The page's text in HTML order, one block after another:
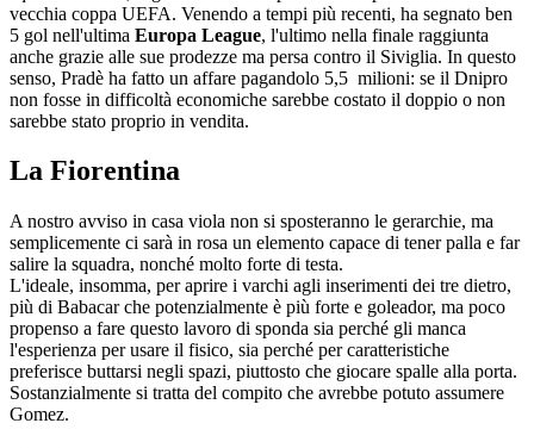
vecchia coppa UEFA. Venendo a tempi più recenti, ha segnato ben
5 gol nell'ultima Europa League, l'ultimo nella finale raggiunta
anche grazie alle sue prodezze ma persa contro il Siviglia. In questo
senso, Pradè ha fatto un affare pagandolo 5,5 milioni: se il Dnipro
non fosse in difficoltà economiche sarebbe costato il doppio o non
sarebbe stato proprio in vendita.
La Fiorentina
A nostro avviso in casa viola non si sposteranno le gerarchie, ma
semplicemente ci sarà in rosa un elemento capace di tener palla e far
salire la squadra, nonché molto forte di testa.
L'ideale, insomma, per aprire i varchi agli inserimenti dei tre dietro,
più di Babacar che potenzialmente è più forte e goleador, ma poco
propenso a fare questo lavoro di sponda sia perché gli manca
l'esperienza per usare il fisico, sia perché per caratteristiche
preferisce buttarsi negli spazi, piuttosto che giocare spalle alla porta.
Sostanzialmente si tratta del compito che avrebbe potuto assumere
Gomez.